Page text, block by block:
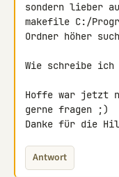
sondern lieber
makefile C:/
Ordner höher
Wie schreibe ich
Hoffe war jetzt
gerne fragen ;)
Danke für die
Antwort